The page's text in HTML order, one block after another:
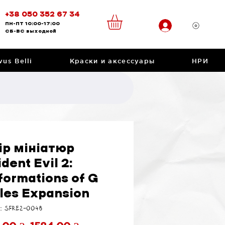
+38 050 352 67 34
ПН-ПТ 10:00-17:00
CБ-ВС выходной
Belli Краски и аксессуары НРИ
мініатюр
Evil 2:
of G
Expansion
SFRE2-004B